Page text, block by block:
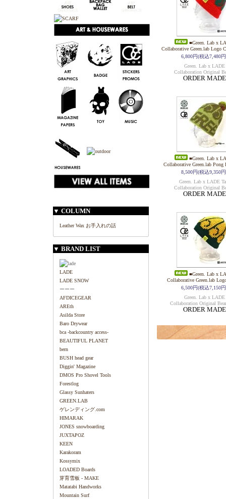
▼ COLUMN
Leather Wax お手入れの話
▼ BRAND LIST
LADE
LADE SNOW
ーーー
AFDICEGEAR
AREth
Asilda Store
Baro Drywear
bca -backcountry access-
BEAUTIFUL PLANET
bern
BUSH head gear
Diggin' Magazine
DMOS Pro Shovel Tools
Forestlog
Glassy Sunhaters
GREEN.LAB
ゲレンディング.com
HIMARAK
JONES snowboarding
JUXTAPOZ
KEEN
Karakoram
Kossymix
LOADED Boards
芽育雪板 - MAKE
Matatabi Handworks
Mountain Surf
■Green. Lab x
Collaborative Green.lab Logo
6,800円(税込7,480
Green. Lab x LADE
Collaboration Original
ORDER MADE
■Green. Lab x
Collaborative Green.lab Pong
8,500円(税込9,350
Green. Lab x LADE
Collaboration Original
ORDER MADE
■Green. Lab x
Collaborative Green.lab
6,500円(税込7,150
Green. Lab x LADE
Collaboration Original
ORDER MADE